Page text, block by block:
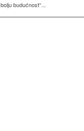
budućnost“...